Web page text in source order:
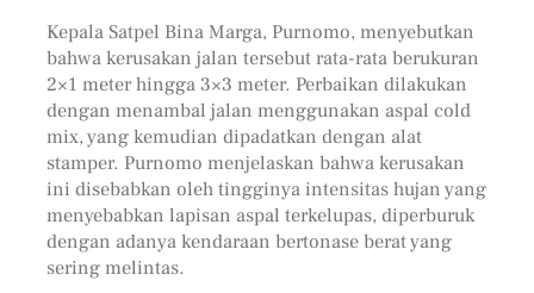
Kepala Satpel Bina Marga, Purnomo, menyebutkan
bahwa kerusakan jalan tersebut rata-rata berukuran
2×1 meter hingga 3×3 meter. Perbaikan dilakukan
dengan menambal jalan menggunakan aspal cold
mix, yang kemudian dipadatkan dengan alat
stamper. Purnomo menjelaskan bahwa kerusakan
ini disebabkan oleh tingginya intensitas hujan yang
menyebabkan lapisan aspal terkelupas, diperburuk
dengan adanya kendaraan bertonase berat yang
sering melintas.